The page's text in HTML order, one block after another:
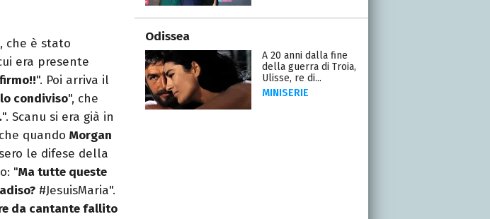
, che è stato
era presente
". Poi arriva il
condiviso", che
". Scanu si era già in
quando Morgan
le difese della
"Ma tutte queste
#JesuisMaria".
da cantante fallito
Odissea
A 20 anni dalla fine
della guerra di Troia,
Ulisse, re di...
MINISERIE